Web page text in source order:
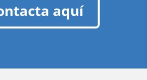
aquí